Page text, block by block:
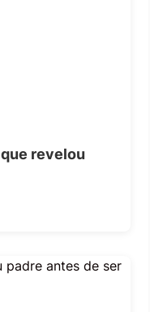
revelou